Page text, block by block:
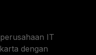
IT
dengan